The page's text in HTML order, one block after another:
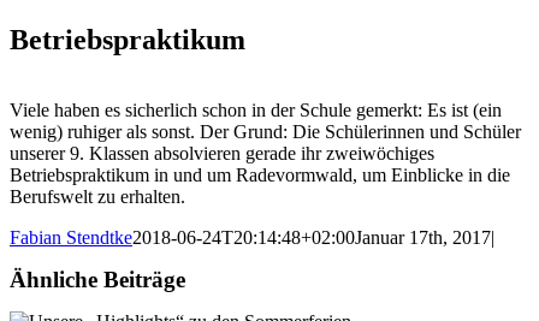
Betriebspraktikum
Viele haben es sicherlich schon in der Schule gemerkt: Es ist (ein
wenig) ruhiger als sonst. Der Grund: Die Schülerinnen und Schüler
unserer 9. Klassen absolvieren gerade ihr zweiwöchiges
Betriebspraktikum in und um Radevormwald, um Einblicke in die
Berufswelt zu erhalten.
Fabian Stendtke2018-06-24T20:14:48+02:00Januar 17th, 2017|
Ähnliche Beiträge